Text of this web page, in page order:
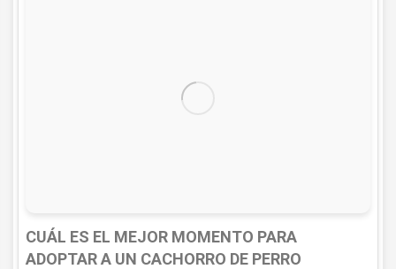
CUÁL ES EL MEJOR MOMENTO PARA
ADOPTAR A UN CACHORRO DE PERRO